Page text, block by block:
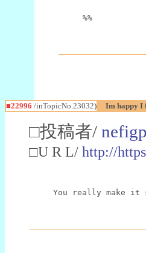
%%
■22996 /inTopicNo.23032) Im happy I
□投稿者/
□U R L/ http://
You really make